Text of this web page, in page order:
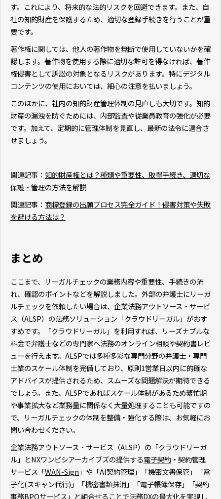
す。これにより、将来的な法的リスクを回避できます。また、自
社の知的財産を保護するため、適切な登録手続きを行うことが重
要です。
著作権に関しては、他人の著作物を無断で使用していないかを確
認します。著作物を使用する際に適切な許可を得なければ、著作
権侵害として訴訟の対象となるリスクがあります。特にデジタル
コンテンツの使用においては、細心の注意を払いましょう。
このほかに、社内の知的財産管理体制の見直しも大切です。知的
財産の漏洩を防ぐためには、内部監査や従業員教育の強化が必要
です。加えて、定期的に管理体制を見直し、最新の法令に適合さ
せましょう。
関連記事： 知的財産権とは？種類や重要性、取得手続き、適切な
保護・管理の方法を解説
関連記事： 商標登録の出願プロセス完全ガイド！侵害対策や失敗
を避ける方法は？
まとめ
ここまで、リーガルチェックの業務内容や重要性、手続きの流
れ、確認のポイントなどを解説しました。外部の弁護士にリーガ
ルチェックを依頼したい場合は、企業法務アウトソース・サービ
ス（ALSP）の法務ソリューション「クラウドリーガル」がおす
すめです。「クラウドリーガル」を利用すれば、リーズナブルな
料金で弁護士などの専門家へ法務のオンライン相談や契約書レビ
ューを行えます。ALSPでは多種多彩な専門分野の弁護士・専門
士業のスケール体制を完備しており、原則1営業日以内に的確な
アドバイスが提供されるため、スムーズな問題解決が期待できる
でしょう。また、ALSPであればスケール体制があるため繁忙期
や事業拡大など業務量に関係なく大量処理することも可能ですの
で、リーガルチェックの体制を整備・強化する際は、お気軽にお
問い合わせください。
企業法務アウトソース・サービス（ALSP）の「クラウドリーガ
ル」とNXワンビシアーカイブズの提供する電子契約 ・契約管理
サービス「WAN-Sign 」や「AI契約管理」「機密文書保管」「電
子化(スキャン代行)」「機密書類抹消」「電子帳簿保存」「契約
事務BPOサービス」と組合せることで法務DXの最大化を実現し